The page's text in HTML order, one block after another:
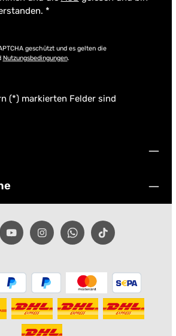
*
geschützt und es gelten die
Nutzungsbedingungen.
(*) markierten Felder sind